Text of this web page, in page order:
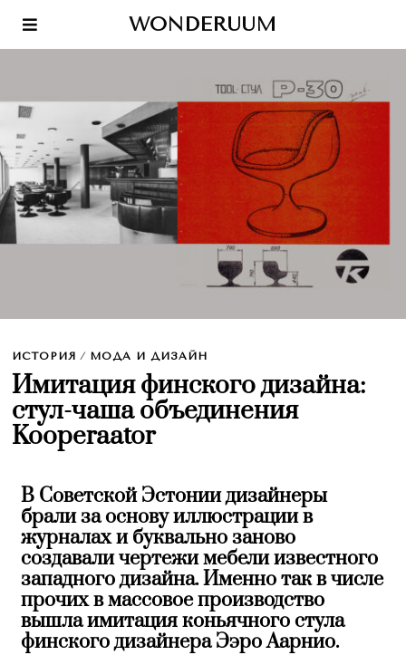
ИСТОРИЯ / МОДА И ДИЗАЙН
Имитация финского дизайна:
стул-чаша объединения
Kooperaator
WONDERUUM
В Советской Эстонии дизайнеры
брали за основу иллюстрации в
журналах и буквально заново
создавали чертежи мебели известного
западного дизайна. Именно так в числе
прочих в массовое производство
вышла имитация коньячного стула
финского дизайнера Ээро Аарнио.